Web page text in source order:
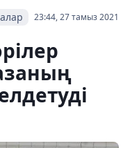
23:44, 27 тамыз 2021